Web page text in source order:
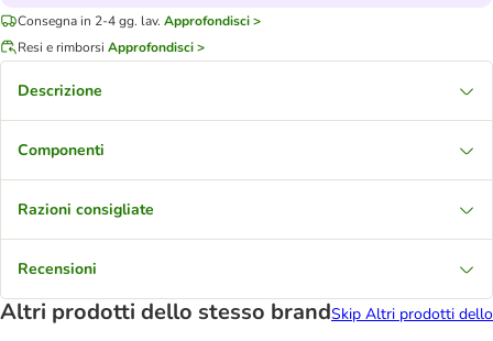
Consegna in 2-4 gg. lav. Approfondisci >
Resi e rimborsi Approfondisci >
Descrizione
Componenti
Razioni consigliate
Recensioni
Altri prodotti dello stesso brandSkip Altri prodotti dello